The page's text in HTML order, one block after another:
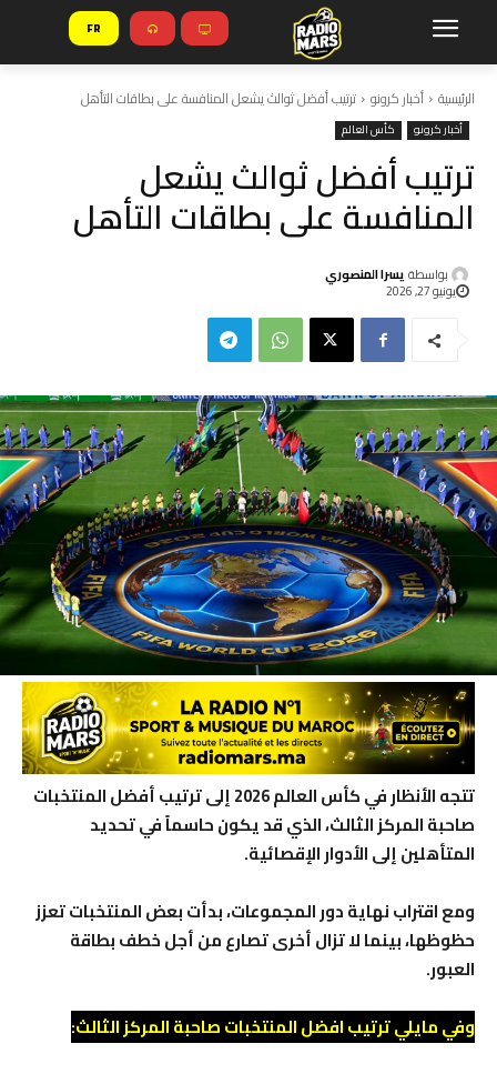
FR
الرئيسية أخبار كرونو ترتيب أفضل ثوالث يشعل المنافسة على بطاقات التأهل
أخبار كرونو كأس العالم
ترتيب أفضل ثوالث يشعل
المنافسة على بطاقات التأهل
بواسطةيسرا المنصوري
يونيو 27, 2026
تتجه الأنظار في كأس العالم 2026 إلى ترتيب أفضل المنتخبات
صاحبة المركز الثالث، الذي قد يكون حاسماً في تحديد
المتأهلين إلى الأدوار الإقصائية.
ومع اقتراب نهاية دور المجموعات، بدأت بعض المنتخبات تعزز
حظوظها، بينما لا تزال أخرى تصارع من أجل خطف بطاقة
العبور.
وفي مايلي ترتيب افضل المنتخبات صاحبة المركز الثالث: